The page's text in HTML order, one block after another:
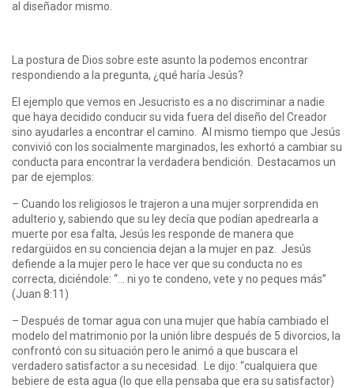
al diseñador mismo.
La postura de Dios sobre este asunto la podemos encontrar
respondiendo a la pregunta, ¿qué haría Jesús?
El ejemplo que vemos en Jesucristo es a no discriminar a nadie
que haya decidido conducir su vida fuera del diseño del Creador
sino ayudarles a encontrar el camino. Al mismo tiempo que Jesús
convivió con los socialmente marginados, les exhortó a cambiar su
conducta para encontrar la verdadera bendición. Destacamos un
par de ejemplos:
– Cuando los religiosos le trajeron a una mujer sorprendida en
adulterio y, sabiendo que su ley decía que podían apedrearla a
muerte por esa falta, Jesús les responde de manera que
redargüidos en su conciencia dejan a la mujer en paz. Jesús
defiende a la mujer pero le hace ver que su conducta no es
correcta, diciéndole: “… ni yo te condeno, vete y no peques más”
(Juan 8:11)
– Después de tomar agua con una mujer que había cambiado el
modelo del matrimonio por la unión libre después de 5 divorcios, la
confrontó con su situación pero le animó a que buscara el
verdadero satisfactor a su necesidad. Le dijo: “cualquiera que
bebiere de esta agua (lo que ella pensaba que era su satisfactor)